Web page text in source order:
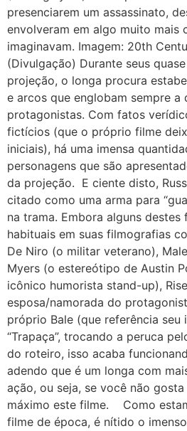
presenciarem um assassinato,
envolveram em algo muito mais
imaginavam. Imagem: 20th
(Divulgação) Durante seus
projeção, o longa procura
e arcos que englobam sempre a
protagonistas. Com fatos
fictícios (que o próprio filme
iniciais), há uma imensa
personagens que são
da projeção. E ciente disto,
citado como uma arma para
na trama. Embora alguns destes
habituais em suas filmografias
De Niro (o militar veterano),
Myers (o estereótipo de Austin
icônico humorista stand-up),
esposa/namorada do
próprio Bale (que referência seu
“Trapaça”, trocando a peruca
do roteiro, isso acaba
adendo que é um longa com
ação, ou seja, se você não
máximo este filme. Como
filme de época, é nítido o